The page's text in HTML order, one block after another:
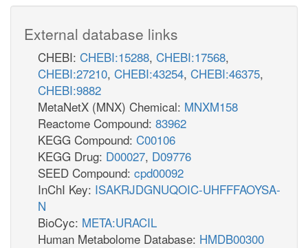
External database links
CHEBI: CHEBI:15288, CHEBI:17568,
CHEBI:27210, CHEBI:43254, CHEBI:46375,
CHEBI:9882
MetaNetX (MNX) Chemical: MNXM158
Reactome Compound: 83962
KEGG Compound: C00106
KEGG Drug: D00027, D09776
SEED Compound: cpd00092
InChI Key: ISAKRJDGNUQOIC-UHFFFAOYSA-
N
BioCyc: META:URACIL
Human Metabolome Database: HMDB00300